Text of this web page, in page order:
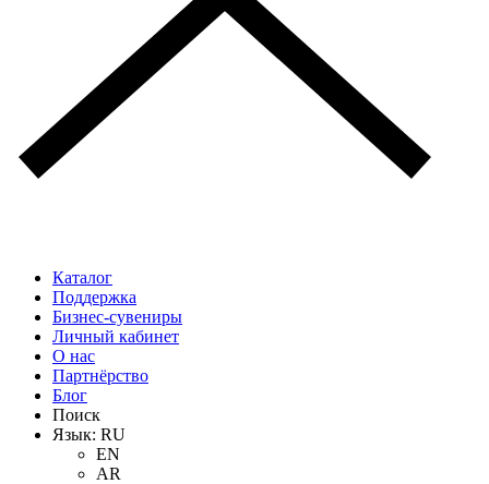
Каталог
Поддержка
Бизнес-сувениры
Личный кабинет
О нас
Партнёрство
Блог
Поиск
Язык: RU
EN
AR